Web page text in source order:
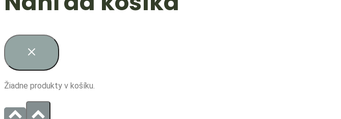
Žiadne produkty v košíku.